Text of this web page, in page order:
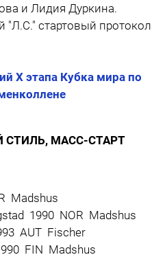
и Лидия Дуркина.
"Л.С." стартовый протокол
X этапа Кубка мира по
МАСС-СТАРТ
Madshus
1990 NOR Madshus
AUT Fischer
FIN Madshus